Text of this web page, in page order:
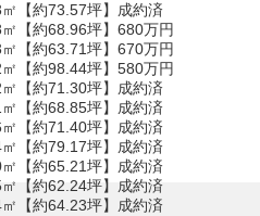
【約73.57坪】成約済
【約68.96坪】680万円
【約63.71坪】670万円
【約98.44坪】580万円
【約71.30坪】成約済
【約68.85坪】成約済
【約71.40坪】成約済
【約79.17坪】成約済
【約65.21坪】成約済
【約62.24坪】成約済
【約64.23坪】成約済